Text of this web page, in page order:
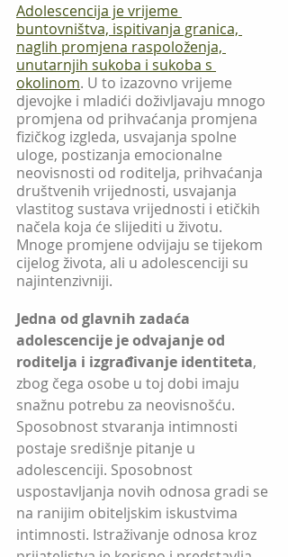
Adolescencija je vrijeme
buntovništva, ispitivanja granica,
naglih promjena raspoloženja,
unutarnjih sukoba i sukoba s
okolinom. U to izazovno vrijeme
djevojke i mladići doživljavaju mnogo
promjena od prihvaćanja promjena
fizičkog izgleda, usvajanja spolne
uloge, postizanja emocionalne
neovisnosti od roditelja, prihvaćanja
društvenih vrijednosti, usvajanja
vlastitog sustava vrijednosti i etičkih
načela koja će slijediti u životu.
Mnoge promjene odvijaju se tijekom
cijelog života, ali u adolescenciji su
najintenzivniji.
Jedna od glavnih zadaća
adolescencije je odvajanje od
roditelja i izgrađivanje identiteta,
zbog čega osobe u toj dobi imaju
snažnu potrebu za neovisnošću.
Sposobnost stvaranja intimnosti
postaje središnje pitanje u
adolescenciji. Sposobnost
uspostavljanja novih odnosa gradi se
na ranijim obiteljskim iskustvima
intimnosti. Istraživanje odnosa kroz